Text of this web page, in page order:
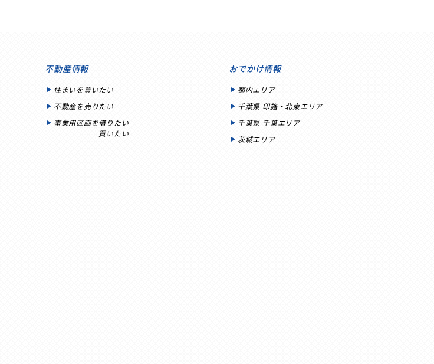
不動産情報
住まいを買いたい
不動産を売りたい
事業用区画を借りたい
買いたい
おでかけ情報
都内エリア
千葉県 印旛・北東エリア
千葉県 千葉エリア
茨城エリア